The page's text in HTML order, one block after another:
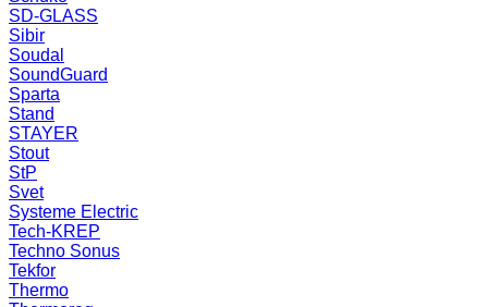
SD-GLASS
Sibir
Soudal
SoundGuard
Sparta
Stand
STAYER
Stout
StP
Svet
Systeme Electric
Tech-KREP
Techno Sonus
Tekfor
Thermo